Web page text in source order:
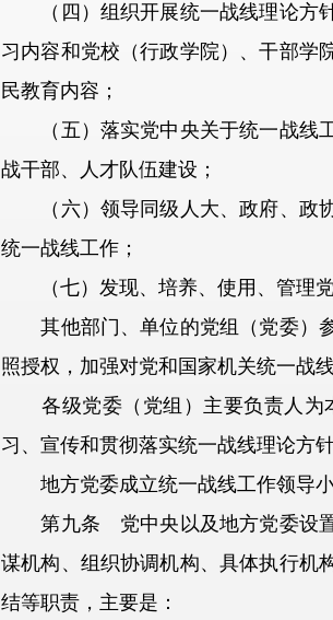
（四）组织开展统一战线理论方针
习内容和党校（行政学院）、干部学
民教育内容；
（五）落实党中央关于统一战线工
战干部、人才队伍建设；
（六）领导同级人大、政府、政协
统一战线工作；
（七）发现、培养、使用、管理党
其他部门、单位的党组（党委）参
照授权，加强对党和国家机关统一战
各级党委（党组）主要负责人为
习、宣传和贯彻落实统一战线理论方
地方党委成立统一战线工作领导小
第九条 党中央以及地方党委设置
谋机构、组织协调机构、具体执行机
结等职责，主要是：